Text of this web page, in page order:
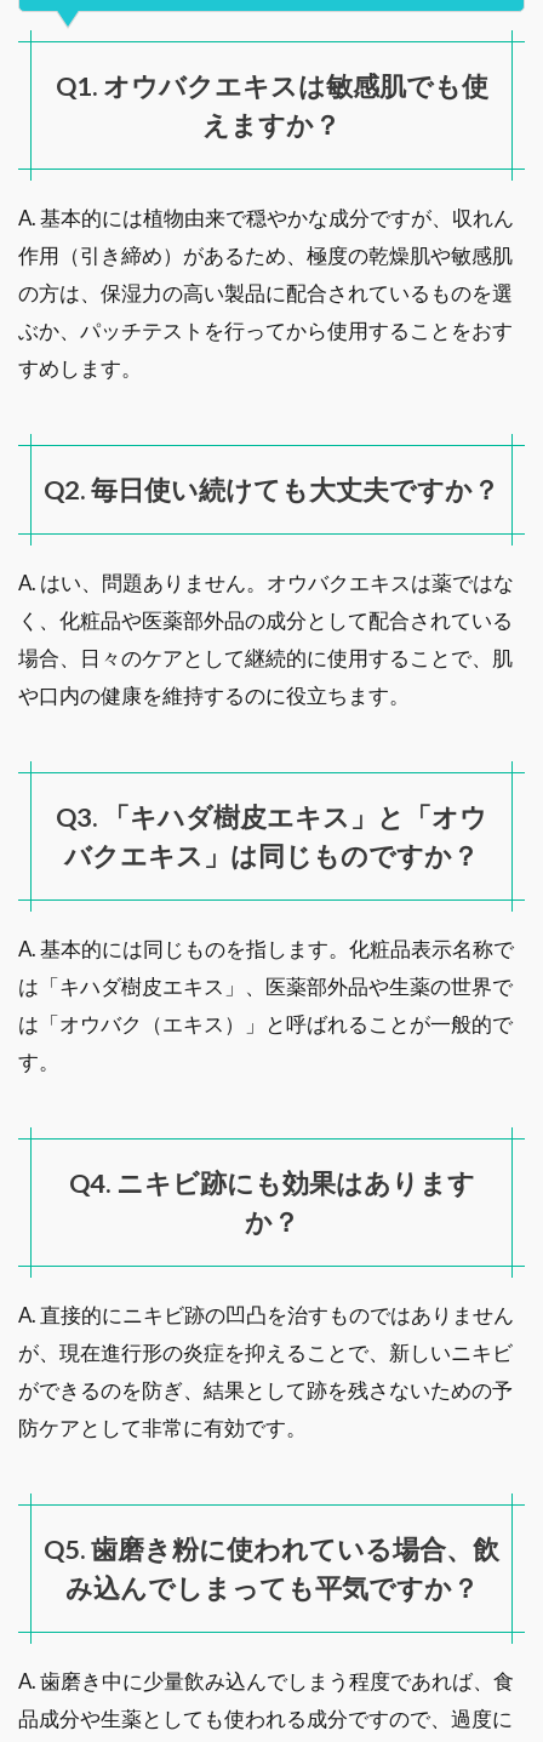
Q1. オウバクエキスは敏感肌でも使
えますか？
A. 基本的には植物由来で穏やかな成分ですが、収れん
作用（引き締め）があるため、極度の乾燥肌や敏感肌
の方は、保湿力の高い製品に配合されているものを選
ぶか、パッチテストを行ってから使用することをおす
すめします。
Q2. 毎日使い続けても大丈夫ですか？
A. はい、問題ありません。オウバクエキスは薬ではな
く、化粧品や医薬部外品の成分として配合されている
場合、日々のケアとして継続的に使用することで、肌
や口内の健康を維持するのに役立ちます。
Q3. 「キハダ樹皮エキス」と「オウ
バクエキス」は同じものですか？
A. 基本的には同じものを指します。化粧品表示名称で
は「キハダ樹皮エキス」、医薬部外品や生薬の世界で
は「オウバク（エキス）」と呼ばれることが一般的で
す。
Q4. ニキビ跡にも効果はあります
か？
A. 直接的にニキビ跡の凹凸を治すものではありません
が、現在進行形の炎症を抑えることで、新しいニキビ
ができるのを防ぎ、結果として跡を残さないための予
防ケアとして非常に有効です。
Q5. 歯磨き粉に使われている場合、飲
み込んでしまっても平気ですか？
A. 歯磨き中に少量飲み込んでしまう程度であれば、食
品成分や生薬としても使われる成分ですので、過度に